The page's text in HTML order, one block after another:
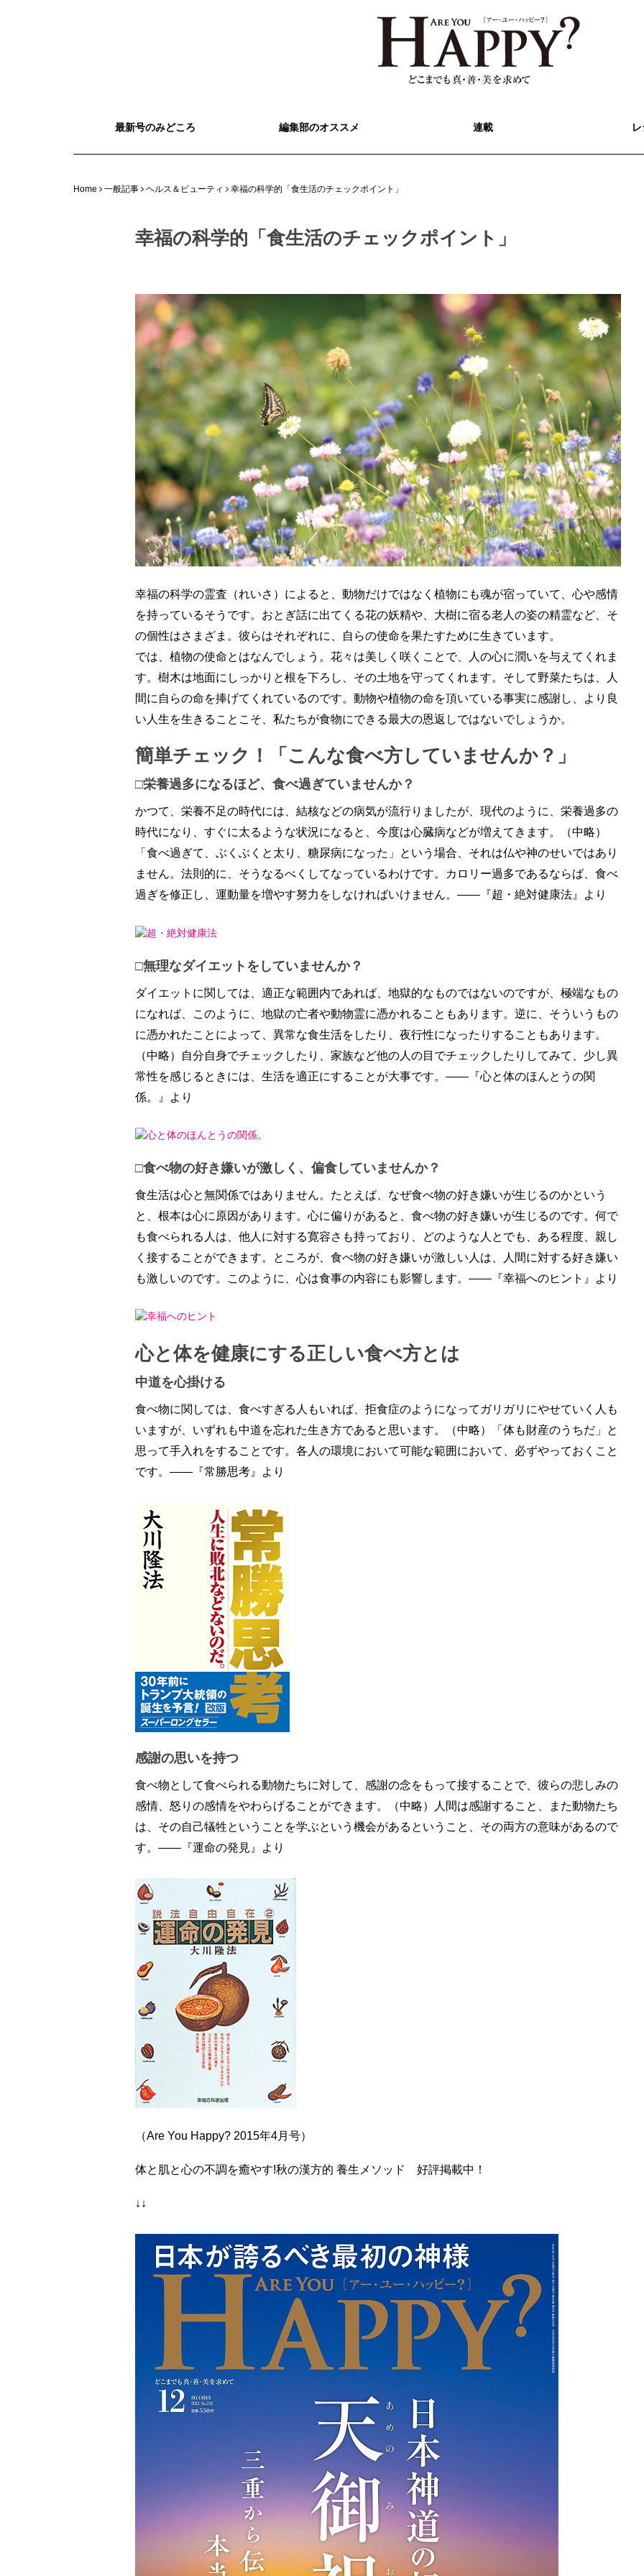
最新号のみどころ 編集部のオススメ 連載
Home 一般記事 ヘルス＆ビューティ 幸福の科学的「食生活のチェックポイント」
幸福の科学的「食生活のチェックポイント」
幸福の科学の霊査（れいさ）によると、動物だけではなく植物にも魂が宿っていて、心や感情
を持っているそうです。おとぎ話に出てくる花の妖精や、大樹に宿る老人の姿の精霊など、そ
の個性はさまざま。彼らはそれぞれに、自らの使命を果たすために生きています。
では、植物の使命とはなんでしょう。花々は美しく咲くことで、人の心に潤いを与えてくれま
す。樹木は地面にしっかりと根を下ろし、その土地を守ってくれます。そして野菜たちは、人
間に自らの命を捧げてくれているのです。動物や植物の命を頂いている事実に感謝し、より良
い人生を生きることこそ、私たちが食物にできる最大の恩返しではないでしょうか。
簡単チェック！「こんな食べ方していませんか？」
□栄養過多になるほど、食べ過ぎていませんか？
かつて、栄養不足の時代には、結核などの病気が流行りましたが、現代のように、栄養過多の
時代になり、すぐに太るような状況になると、今度は心臓病などが増えてきます。（中略）
「食べ過ぎて、ぶくぶくと太り、糖尿病になった」という場合、それは仏や神のせいではあり
ません。法則的に、そうなるべくしてなっているわけです。カロリー過多であるならば、食べ
過ぎを修正し、運動量を増やす努力をしなければいけません。――『超・絶対健康法』より
□無理なダイエットをしていませんか？
ダイエットに関しては、適正な範囲内であれば、地獄的なものではないのですが、極端なもの
になれば、このように、地獄の亡者や動物霊に憑かれることもあります。逆に、そういうもの
に憑かれたことによって、異常な食生活をしたり、夜行性になったりすることもあります。
（中略）自分自身でチェックしたり、家族など他の人の目でチェックしたりしてみて、少し異
常性を感じるときには、生活を適正にすることが大事です。――『心と体のほんとうの関
係。』より
□食べ物の好き嫌いが激しく、偏食していませんか？
食生活は心と無関係ではありません。たとえば、なぜ食べ物の好き嫌いが生じるのかという
と、根本は心に原因があります。心に偏りがあると、食べ物の好き嫌いが生じるのです。何で
も食べられる人は、他人に対する寛容さも持っており、どのような人とでも、ある程度、親し
く接することができます。ところが、食べ物の好き嫌いが激しい人は、人間に対する好き嫌い
も激しいのです。このように、心は食事の内容にも影響します。――『幸福へのヒント』より
心と体を健康にする正しい食べ方とは
中道を心掛ける
食べ物に関しては、食べすぎる人もいれば、拒食症のようになってガリガリにやせていく人も
いますが、いずれも中道を忘れた生き方であると思います。（中略）「体も財産のうちだ」と
思って手入れをすることです。各人の環境において可能な範囲において、必ずやっておくこと
です。――『常勝思考』より
感謝の思いを持つ
食べ物として食べられる動物たちに対して、感謝の念をもって接することで、彼らの悲しみの
感情、怒りの感情をやわらげることができます。（中略）人間は感謝すること、また動物たち
は、その自己犠牲ということを学ぶという機会があるということ、その両方の意味があるので
す。――『運命の発見』より
（Are You Happy? 2015年4月号）
体と肌と心の不調を癒やす!秋の漢方的 養生メソッド 好評掲載中！
↓↓